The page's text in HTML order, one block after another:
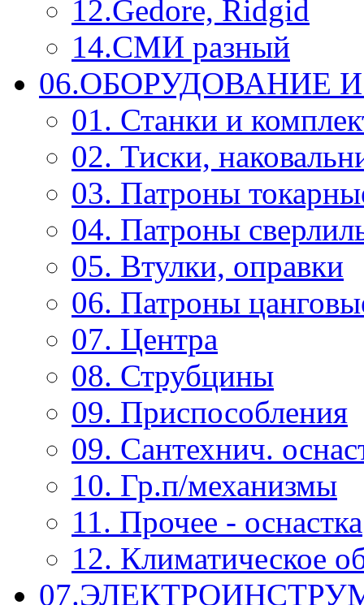
12.Gedore, Ridgid
14.СМИ разный
06.ОБОРУДОВАНИЕ
01. Станки и
02. Тиски,
03. Патроны
04. Патроны
05. Втулки, оправки
06. Патроны
07. Центра
08. Струбцины
09. Приспособления
09. Сантехнич.
10. Гр.п/механизмы
11. Прочее - оснастка
12. Климатическое